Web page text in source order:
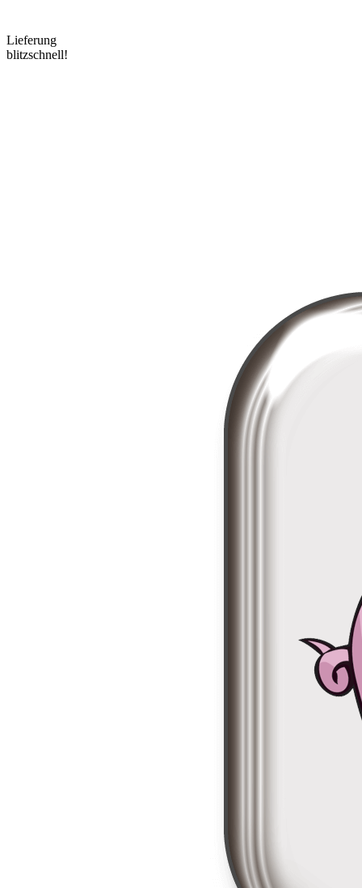
Lieferung
blitzschnell!